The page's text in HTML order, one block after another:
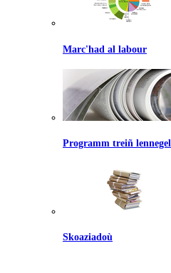
Marc'had al labour
Programm treiñ lennegel
Skoaziadoù